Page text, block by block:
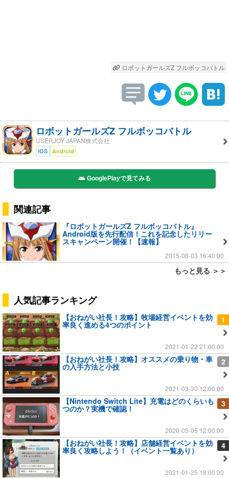
ロボットガールズZ フルボッコバトル
ロボットガールズZ フルボッコバトル
USERJOY JAPAN株式会社
iOS Android
GooglePlayで見てみる
関連記事
『ロボットガールズZ フルボッコバトル』
Android版を先行配信！これを記念したリリー
スキャンペーン開催！【速報】
2015-08-03 16:40:00
もっと見る ＞＞
人気記事ランキング
1
【おねがい社長！攻略】牧場経営イベントを効
率良く進める4つのポイント
2021-01-22 21:00:00
2
【おねがい社長！攻略】オススメの乗り物・車
の入手方法と小技
2021-03-30 12:00:00
3
【Nintendo Switch Lite】充電はどのくらいも
つのか？実機で確認！
2020-05-05 12:00:00
4
【おねがい社長！攻略】店舗経営イベントを効
率良く攻略しよう！（イベント一覧あり）
2021-01-25 18:00:00